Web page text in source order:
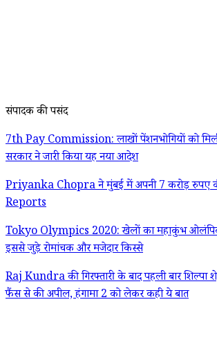
संपादक की पसंद
7th Pay Commission: लाखों पेंशनभोगियों को
सरकार ने जारी किया यह नया आदेश
Priyanka Chopra ने मुंबई में अपनी 7 करोड़ रुपए की
Reports
Tokyo Olympics 2020: खेलों का महाकुंभ ओलंपिक
इससे जुड़े रोमांचक और मजेदार किस्से
Raj Kundra की गिरफ्तारी के बाद पहली बार शिल्पा
फैंस से की अपील, हंगामा 2 को लेकर कही ये बात